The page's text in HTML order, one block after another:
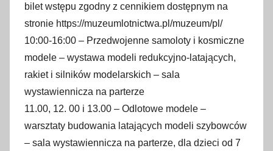
bilet wstępu zgodny z cennikiem dostępnym na
stronie https://muzeumlotnictwa.pl/muzeum/pl/
10:00-16:00 – Przedwojenne samoloty i kosmiczne
modele – wystawa modeli redukcyjno-latających,
rakiet i silników modelarskich – sala
wystawiennicza na parterze
11.00, 12. 00 i 13.00 – Odlotowe modele –
warsztaty budowania latających modeli szybowców
– sala wystawiennicza na parterze, dla dzieci od 7